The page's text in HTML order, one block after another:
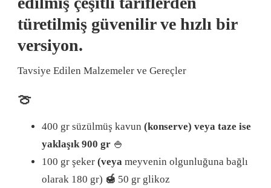
türetilmiş güvenilir ve hızlı bir
versiyon.
Tavsiye Edilen Malzemeler ve Gereçler
🍈
400 gr süzülmüş kavun (konserve) veya taze ise
yaklaşık 900 gr 🍚
100 gr şeker (veya meyvenin olgunluğuna bağlı
olarak 180 gr) 🍯 50 gr glikoz